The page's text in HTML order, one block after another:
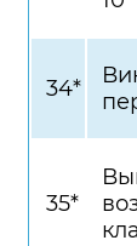
34*
35*